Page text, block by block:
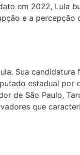
em 2022, Lula
e a
Sua
estadual
de São Paulo,
que